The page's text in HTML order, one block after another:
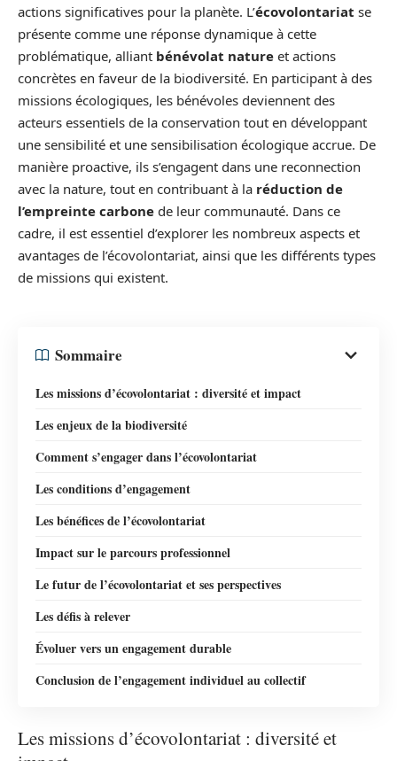
actions significatives pour la planète. L’écovolontariat se
présente comme une réponse dynamique à cette
problématique, alliant bénévolat nature et actions
concrètes en faveur de la biodiversité. En participant à des
missions écologiques, les bénévoles deviennent des
acteurs essentiels de la conservation tout en développant
une sensibilité et une sensibilisation écologique accrue. De
manière proactive, ils s’engagent dans une reconnection
avec la nature, tout en contribuant à la réduction de
l’empreinte carbone de leur communauté. Dans ce
cadre, il est essentiel d’explorer les nombreux aspects et
avantages de l’écovolontariat, ainsi que les différents types
de missions qui existent.
Sommaire
Les missions d’écovolontariat : diversité et impact
Les enjeux de la biodiversité
Comment s’engager dans l’écovolontariat
Les conditions d’engagement
Les bénéfices de l’écovolontariat
Impact sur le parcours professionnel
Le futur de l’écovolontariat et ses perspectives
Les défis à relever
Évoluer vers un engagement durable
Conclusion de l’engagement individuel au collectif
Les missions d’écovolontariat : diversité et